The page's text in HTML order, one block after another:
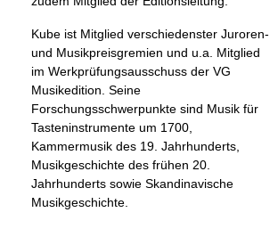
Kube ist Mitglied verschiedenster Juroren-
und Musikpreisgremien und u.a. Mitglied
im Werkprüfungsausschuss der VG
Musikedition. Seine
Forschungsschwerpunkte sind Musik für
Tasteninstrumente um 1700,
Kammermusik des 19. Jahrhunderts,
Musikgeschichte des frühen 20.
Jahrhunderts sowie Skandinavische
Musikgeschichte.